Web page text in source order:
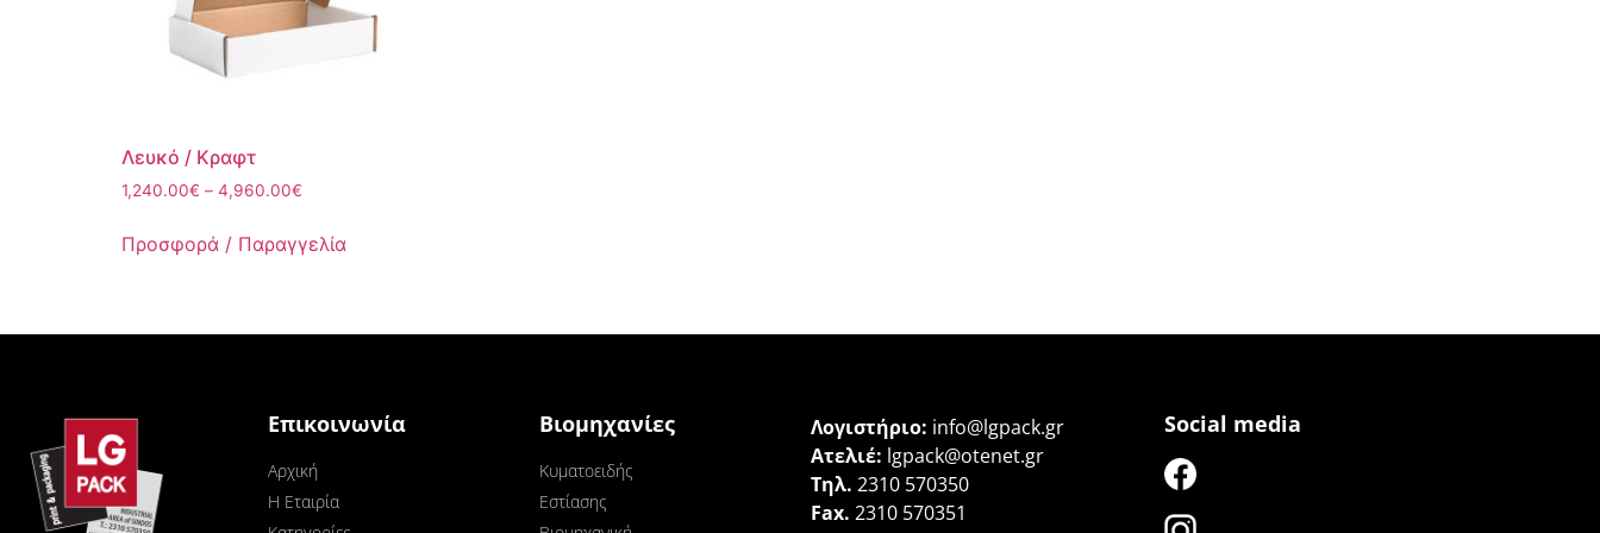
Λευκό / Κραφτ
1,240.00€ – 4,960.00€
Προσφορά / Παραγγελία
Επικοινωνία
Αρχική
Η Εταιρία
Βιομηχανίες
Κυματοειδής
Εστίασης
Λογιστήριο: info@lgpack.gr
Ατελιέ: lgpack@otenet.gr
Τηλ. 2310 570350
Fax. 2310 570351
Social media